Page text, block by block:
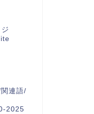
連語/
2025